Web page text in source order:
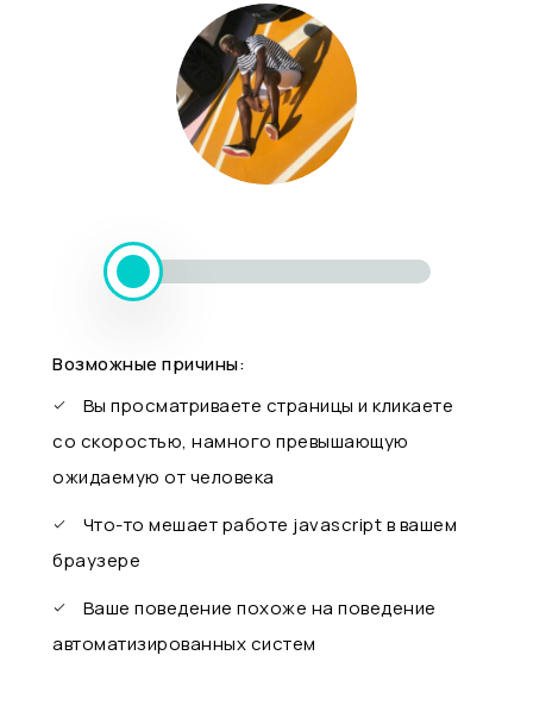
Возможные причины:
Вы просматриваете страницы и кликаете
со скоростью, намного превышающую
ожидаемую от человека
Что-то мешает работе javascript в вашем
браузере
Ваше поведение похоже на поведение
автоматизированных систем